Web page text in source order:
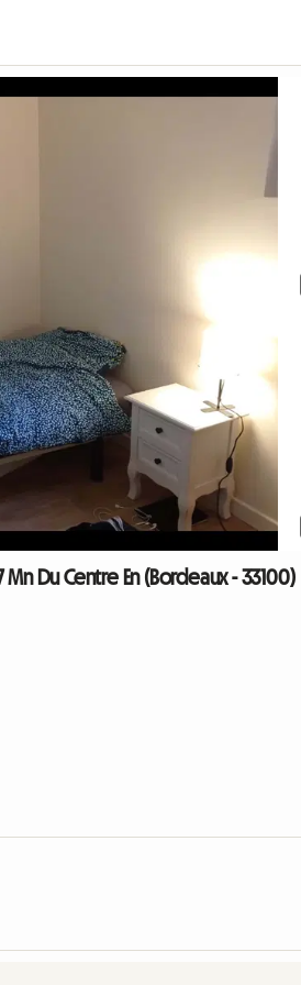
7 Mn Du Centre En (Bordeaux - 33100)